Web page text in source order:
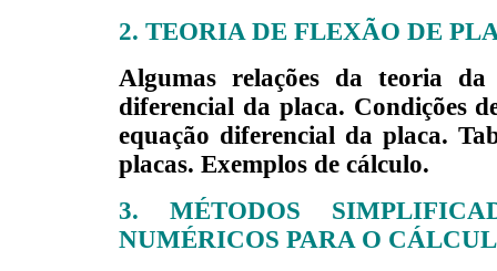
2. TEORIA DE FLEXÃO DE
Algumas relações da teoria da
diferencial da placa. Condições
equação diferencial da placa.
placas. Exemplos de cálculo.
3. MÉTODOS
NUMÉRICOS PARA O